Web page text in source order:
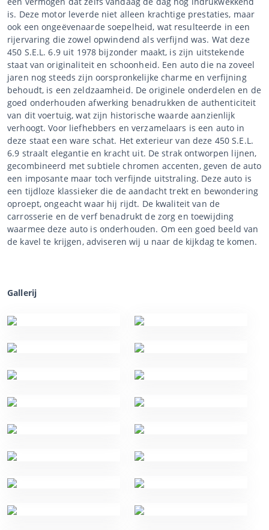
is. Deze motor leverde niet alleen krachtige prestaties, maar
ook een ongeëvenaarde soepelheid, wat resulteerde in een
rijervaring die zowel opwindend als verfijnd was. Wat deze
450 S.E.L. 6.9 uit 1978 bijzonder maakt, is zijn uitstekende
staat van originaliteit en schoonheid. Een auto die na zoveel
jaren nog steeds zijn oorspronkelijke charme en verfijning
behoudt, is een zeldzaamheid. De originele onderdelen en de
goed onderhouden afwerking benadrukken de authenticiteit
van dit voertuig, wat zijn historische waarde aanzienlijk
verhoogt. Voor liefhebbers en verzamelaars is een auto in
deze staat een ware schat. Het exterieur van deze 450 S.E.L.
6.9 straalt elegantie en kracht uit. De strak ontworpen lijnen,
gecombineerd met subtiele chromen accenten, geven de auto
een imposante maar toch verfijnde uitstraling. Deze auto is
een tijdloze klassieker die de aandacht trekt en bewondering
oproept, ongeacht waar hij rijdt. De kwaliteit van de
carrosserie en de verf benadrukt de zorg en toewijding
waarmee deze auto is onderhouden. Om een goed beeld van
de kavel te krijgen, adviseren wij u naar de kijkdag te komen.
Gallerij